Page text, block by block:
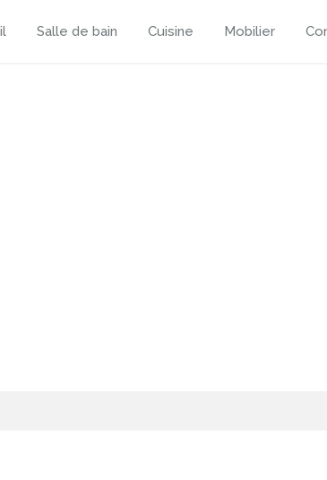
Salle de bain Cuisine Mobilier